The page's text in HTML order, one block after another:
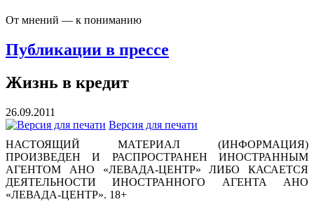
От мнений — к пониманию
Публикации в прессе
Жизнь в кредит
26.09.2011
Версия для печати
НАСТОЯЩИЙ МАТЕРИАЛ (ИНФОРМАЦИЯ)
ПРОИЗВЕДЕН И РАСПРОСТРАНЕН ИНОСТРАННЫМ
АГЕНТОМ АНО «ЛЕВАДА-ЦЕНТР» ЛИБО КАСАЕТСЯ
ДЕЯТЕЛЬНОСТИ ИНОСТРАННОГО АГЕНТА АНО
«ЛЕВАДА-ЦЕНТР». 18+